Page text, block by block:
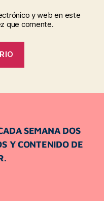
y web en este
que comente.
SEMANA DOS
Y CONTENIDO DE